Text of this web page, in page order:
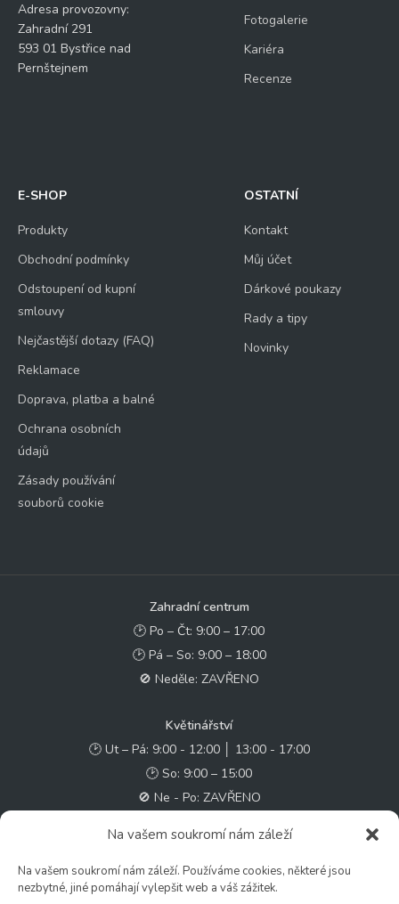
Na vašem soukromí nám záleží
Na vašem soukromí nám záleží. Používáme cookies, některé jsou
nezbytné, jiné pomáhají vylepšit web a váš zážitek.
Adresa provozovny:
Zahradní 291
593 01 Bystřice nad
Pernštejnem
Fotogalerie
Kariéra
Recenze
E-SHOP
Produkty
Obchodní podmínky
Odstoupení od kupní
smlouvy
Nejčastější dotazy (FAQ)
Reklamace
Doprava, platba a balné
Ochrana osobních
údajů
Zásady používání
souborů cookie
OSTATNÍ
Kontakt
Můj účet
Dárkové poukazy
Rady a tipy
Novinky
Zahradní centrum
🕑 Po – Čt: 9:00 – 17:00
🕑 Pá – So: 9:00 – 18:00
🚫 Neděle: ZAVŘENO
Květinářství
🕑 Ut – Pá: 9:00 - 12:00 │ 13:00 - 17:00
🕑 So: 9:00 – 15:00
🚫 Ne - Po: ZAVŘENO
Rychlý kontakt:
✉️ e-shop@zcstrakovo.cz